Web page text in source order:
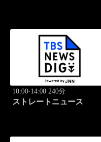
10:00-14:00 240分
ストレートニュース